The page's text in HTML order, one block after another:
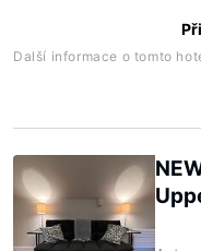
Další informace o tomto